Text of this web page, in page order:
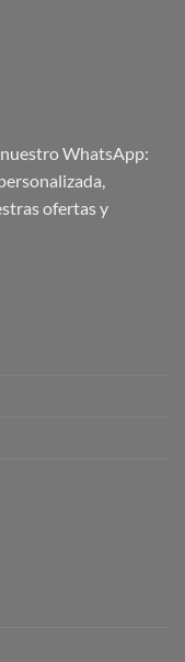
WhatsApp:
ofertas y